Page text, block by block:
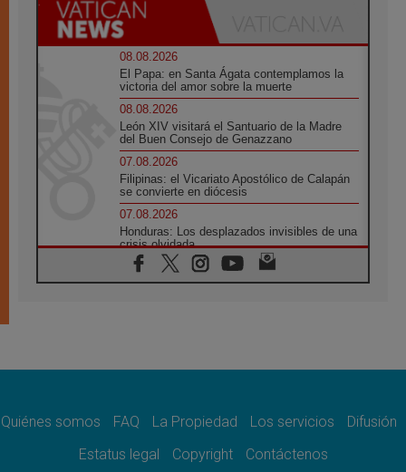
08.08.2026
El Papa: en Santa Ágata contemplamos la
victoria del amor sobre la muerte
08.08.2026
León XIV visitará el Santuario de la Madre
del Buen Consejo de Genazzano
07.08.2026
Filipinas: el Vicariato Apostólico de Calapán
se convierte en diócesis
07.08.2026
Honduras: Los desplazados invisibles de una
crisis olvidada
07.08.2026
Bokalic: "En Argentina el Papa León señalará
07.08.2026
07.08.2026
Universidades Católicas: «Exercises in
Quiénes somos FAQ La Propiedad Los servicios
Difusión
Estatus legal
Copyright Contáctenos